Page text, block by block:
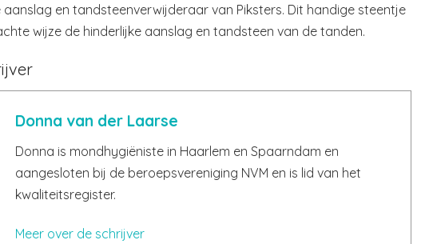
en tandsteenverwijderaar van Piksters. Dit handige steentje
wijze de hinderlijke aanslag en tandsteen van de tanden.
Donna van der Laarse
Donna is mondhygiëniste in Haarlem en Spaarndam en
aangesloten bij de beroepsvereniging NVM en is lid van het
kwaliteitsregister.
Meer over de schrijver